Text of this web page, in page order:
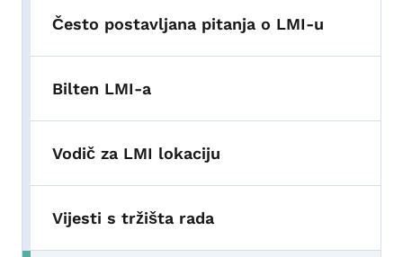
Često postavljana pitanja o LMI-u
Bilten LMI-a
Vodič za LMI lokaciju
Vijesti s tržišta rada